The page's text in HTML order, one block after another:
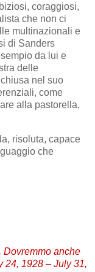
coraggiosi,
che non ci
multinazionali e
di Sanders
da lui e
delle
nel suo
come
alla pastorella,
risoluta, capace
che
Dovremmo anche
24, 1928 – July 31,